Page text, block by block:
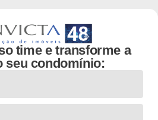
time e transforme a
seu condomínio: